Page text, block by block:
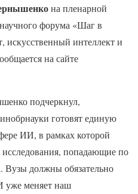
на пленарной
форума «Шаг в
искусственный интеллект и
на сайте
подчеркнул,
готовят единую
ИИ, в рамках которой
исследования, попадающие по
Вузы должны обязательно
уже меняет наш